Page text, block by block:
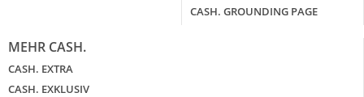
CASH. GROUNDING PAGE
MEHR CASH.
CASH. EXTRA
CASH. EXKLUSIV